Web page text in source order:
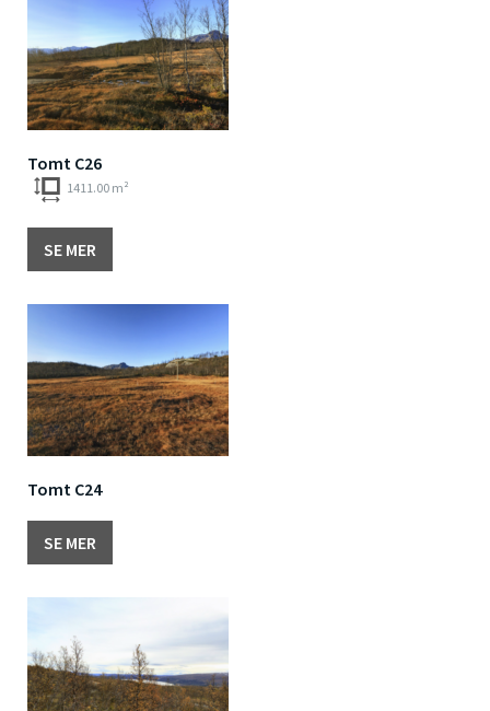
Tomt C26
1411.00 m²
SE MER
Tomt C24
SE MER